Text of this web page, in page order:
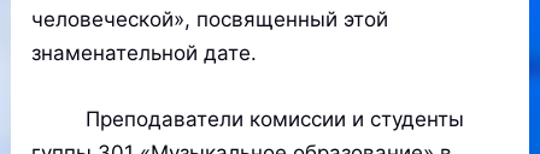
человеческой», посвященный этой
знаменательной дате.
Преподаватели комиссии и студенты